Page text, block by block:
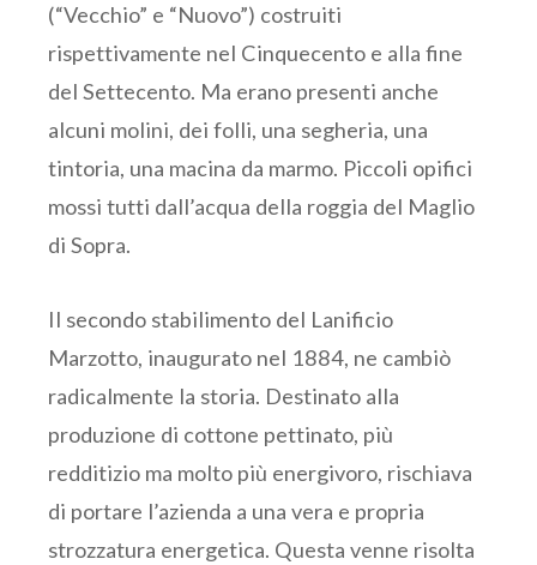
(“Vecchio” e “Nuovo”) costruiti
rispettivamente nel Cinquecento e alla fine
del Settecento. Ma erano presenti anche
alcuni molini, dei folli, una segheria, una
tintoria, una macina da marmo. Piccoli opifici
mossi tutti dall’acqua della roggia del Maglio
di Sopra.
Il secondo stabilimento del Lanificio
Marzotto, inaugurato nel 1884, ne cambiò
radicalmente la storia. Destinato alla
produzione di cottone pettinato, più
redditizio ma molto più energivoro, rischiava
di portare l’azienda a una vera e propria
strozzatura energetica. Questa venne risolta